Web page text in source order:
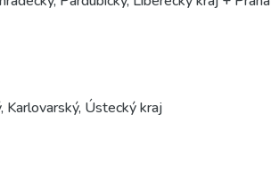
Ústecký kraj